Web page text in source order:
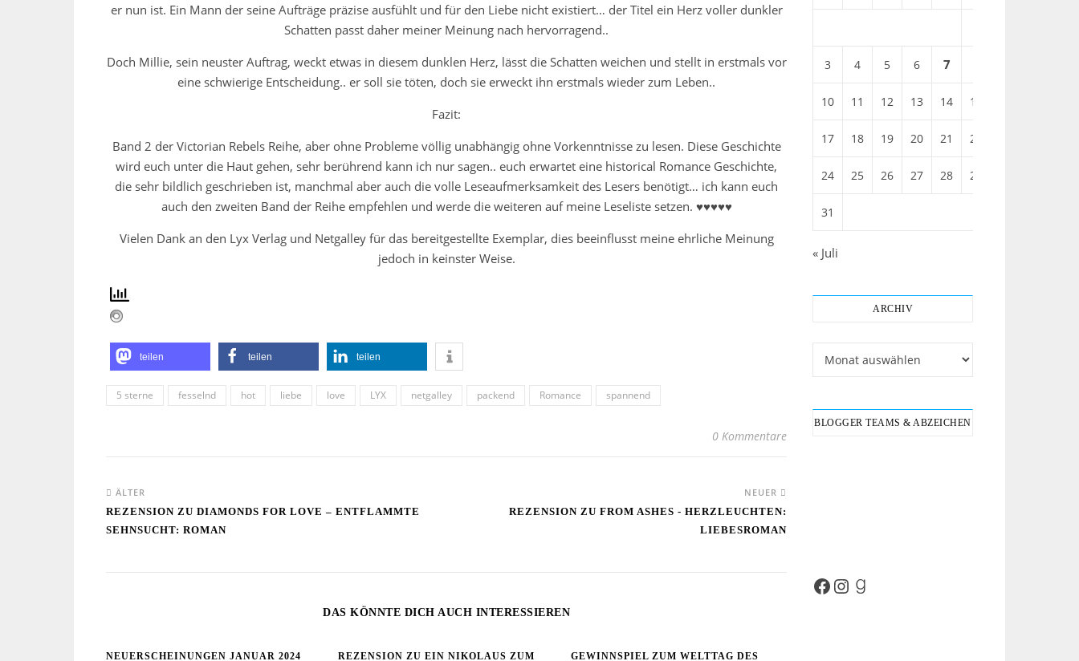
er nun ist. Ein Mann der seine Aufträge präzise ausfühlt und für den Liebe nicht existiert… der Titel ein Herz voller dunkler
Schatten passt daher meiner Meinung nach hervorragend..
Doch Millie, sein neuster Auftrag, weckt etwas in diesem dunklen Herz, lässt die Schatten weichen und stellt in erstmals vor
eine schwierige Entscheidung.. er soll sie töten, doch sie erweckt ihn erstmals wieder zum Leben..
Fazit:
Band 2 der Victorian Rebels Reihe, aber ohne Probleme völlig unabhängig ohne Vorkenntnisse zu lesen. Diese Geschichte
wird euch unter die Haut gehen, sehr berührend kann ich nur sagen.. euch erwartet eine historical Romance Geschichte,
die sehr bildlich geschrieben ist, manchmal aber auch die volle Leseaufmerksamkeit des Lesers benötigt… ich kann euch
auch den zweiten Band der Reihe empfehlen und werde die weiteren auf meine Leseliste setzen. ♥♥♥♥♥
Vielen Dank an den Lyx Verlag und Netgalley für das bereitgestellte Exemplar, dies beeinflusst meine ehrliche Meinung
jedoch in keinster Weise.
teilen teilen teilen
5 sterne fesselnd hot liebe love LYX netgalley packend Romance spannend
0 Kommentare
ÄLTER
REZENSION ZU DIAMONDS FOR LOVE – ENTFLAMMTE
SEHNSUCHT: ROMAN
NEUER
REZENSION ZU FROM ASHES - HERZLEUCHTEN:
LIEBESROMAN
DAS KÖNNTE DICH AUCH INTERESSIEREN
NEUERSCHEINUNGEN JANUAR 2024
REZENSION ZU EIN NIKOLAUS ZUM
GEWINNSPIEL ZUM WELTTAG DES
3 4 5 6 7
10 11 12 13 14 15
17 18 19 20 21 22
24 25 26 27 28 29
31
« Juli
ARCHIV
BLOGGER TEAMS & ABZEICHEN
Facebook
Instagram
Goodreads